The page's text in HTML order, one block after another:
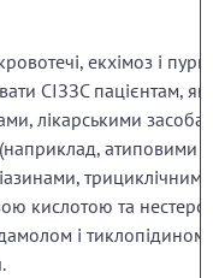
екхімоз і
СІЗЗС пацієнтам, які
лікарськими
атиповими
трициклічними
кислотою та
і